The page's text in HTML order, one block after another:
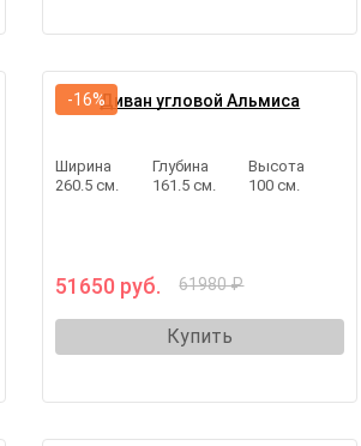
Диван угловой Альмиса
Ширина
260.5 см.
Глубина
161.5 см.
Высота
100 см.
51650 руб. 61980 ₽
Купить
-16%